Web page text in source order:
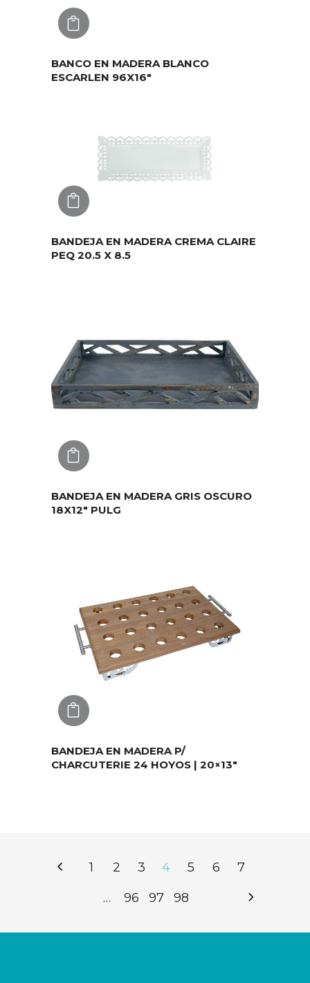
BANCO EN MADERA BLANCO
ESCARLEN 96X16″
BANDEJA EN MADERA CREMA CLAIRE
PEQ 20.5 X 8.5
BANDEJA EN MADERA GRIS OSCURO
18X12″ PULG
BANDEJA EN MADERA P/
CHARCUTERIE 24 HOYOS | 20×13″
1 2 3 4 5 6
7
…
96 97 98